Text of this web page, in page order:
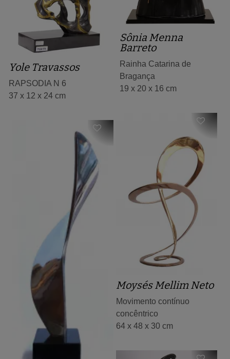
Yole Travassos
RAPSODIA N 6
37 x 12 x 24 cm
Sônia Menna
Barreto
Rainha Catarina de
Bragança
19 x 20 x 16 cm
Moysés Mellim Neto
Movimento contínuo
concêntrico
64 x 48 x 30 cm